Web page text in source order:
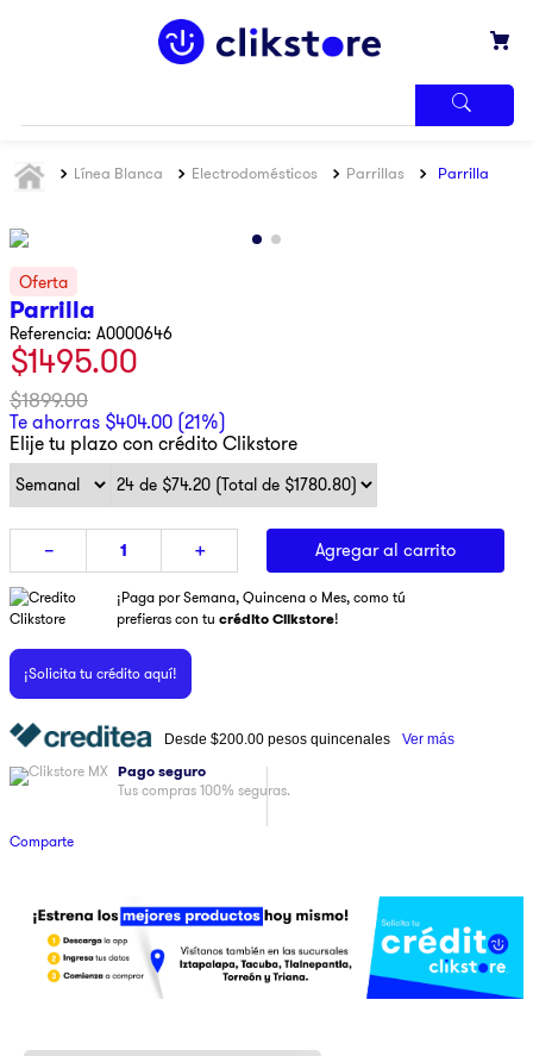
Línea Blanca Electrodomésticos Parrillas Parrilla
Parrilla
Referencia: A0000646
$1495.00
$1899.00
Te ahorras $404.00 (21%)
Elije tu plazo con crédito Clikstore
＋
－ Agregar al carrito
¡Paga por Semana, Quincena o Mes, como tú
prefieras con tu crédito Clikstore!
¡Solicita tu crédito aquí!
Desde $200.00 pesos quincenales Ver más
Pago seguro
Tus compras 100% seguras.
Comparte
MÁS
2.
3.
samsung
4 .
pantalla
5.
motos
6.
lavadora
7.
xbox
10.